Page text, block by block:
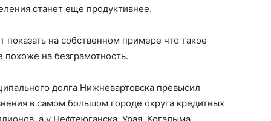
станет еще продуктивнее.
на собственном примере что такое
похоже на безграмотность.
долга Нижневартовска превысил
в самом большом городе округа кредитных